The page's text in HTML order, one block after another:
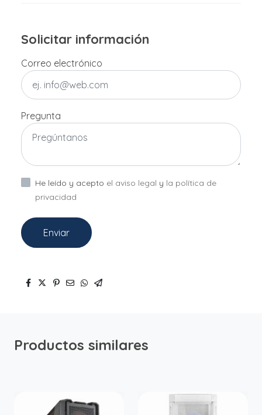
Solicitar información
Correo electrónico
Pregunta
He leído y acepto el aviso legal y la política de
privacidad
Enviar
Productos similares